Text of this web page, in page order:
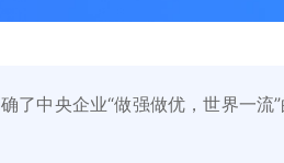
了中央企业“做强做优，世界一流